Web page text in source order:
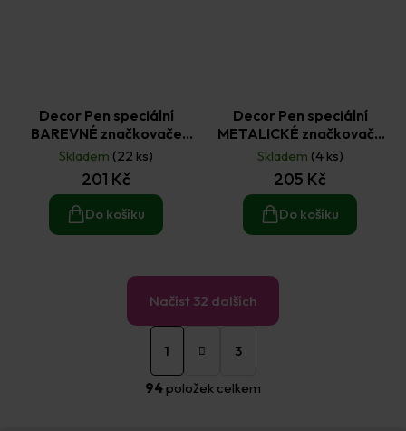
Decor Pen speciální
BAREVNÉ značkovače
(8+1)
Skladem (22 ks)
201 Kč
Do košíku
Decor Pen speciální
METALICKÉ značkovače
(8+1)
Skladem (4 ks)
205 Kč
Do košíku
O
á
Načíst 32 dalších
S
t
n
1 3
94položek celkem